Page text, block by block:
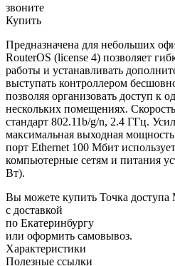
звоните
Купить
Предназначена для небольших
RouterOS (license 4) позволяет
работы и устанавливать
выступать контроллером
позволяя организовать доступ к
нескольких помещениях.
стандарт 802.11b/g/n, 2.4 ГГц.
максимальная выходная
порт Ethernet 100 Мбит
компьютерные сетям и питания
Вт).
Вы можете купить Точка доступа
с доставкой
по Екатеринбургу
или оформить самовывоз.
Характеристики
Полезные ссылки